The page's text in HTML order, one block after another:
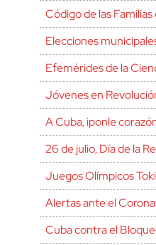
Código de las
Elecciones
Efemérides de la
Jóvenes en
A Cuba, ¡ponle
26 de julio, Día de la
Juegos Olímpicos
Alertas ante el
Cuba contra el